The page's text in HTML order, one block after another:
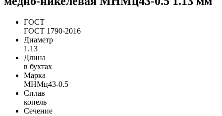
ГОСТ
ГОСТ 1790-2016
Диаметр
1.13
Длина
в бухтах
Марка
МНМц43-0.5
Сплав
копель
Сечение